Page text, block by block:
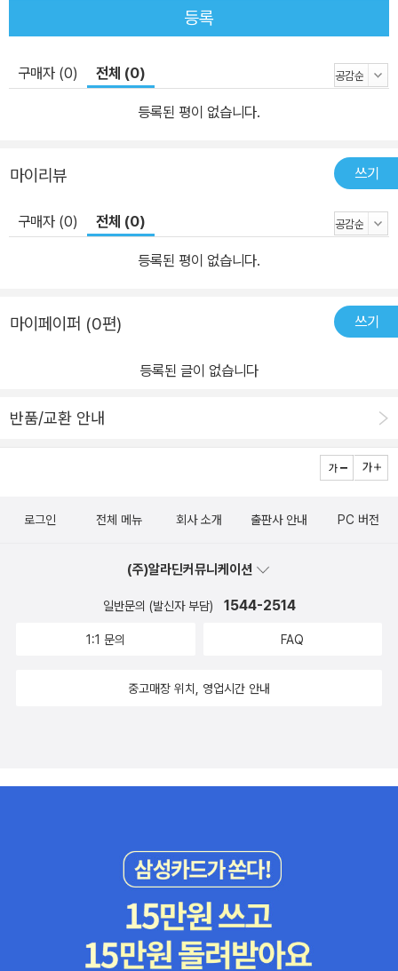
등록
구매자 (0) 전체 (0)
등록된 평이 없습니다.
마이리뷰 쓰기
구매자 (0) 전체 (0)
등록된 평이 없습니다.
마이페이퍼 (0편) 쓰기
등록된 글이 없습니다
반품/교환 안내
로그인 전체 메뉴 회사 소개 출판사 안내 PC 버전
(주)알라딘커뮤니케이션
일반문의 (발신자 부담) 1544-2514
1:1 문의 FAQ
중고매장 위치, 영업시간 안내